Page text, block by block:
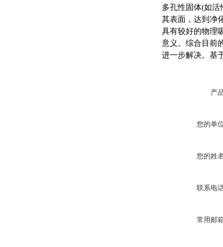
多孔性固体(如
其表面，达到净
具有较好的物理
意义。综合目前
进一步解决。基
产
您的单
您的姓
联系电
常用邮